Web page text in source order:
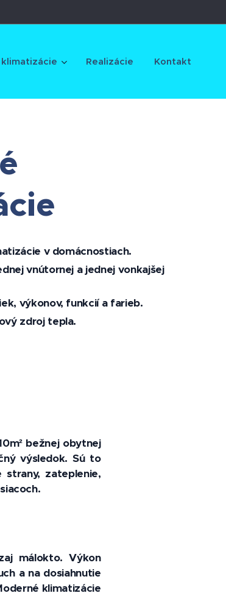
Realizácie Kontakt
v domácnostiach.
vnútornej a jednej vonkajšej
výkonov, funkcií a farieb.
zdroj tepla.
bežnej obytnej
výsledok. Sú to
zateplenie,
málokto. Výkon
a na dosiahnutie
klimatizácie